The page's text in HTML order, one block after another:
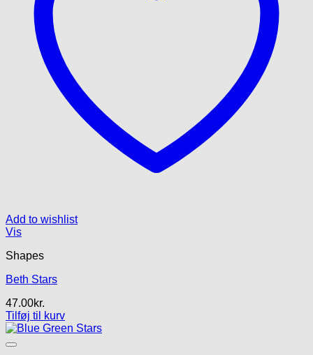
Add to wishlist
Vis
Shapes
Beth Stars
47.00kr.
Tilføj til kurv